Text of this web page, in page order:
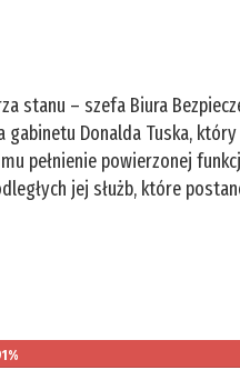
stanu – szefa Biura
gabinetu Donalda Tuska, który
pełnienie powierzonej
jej służb, które